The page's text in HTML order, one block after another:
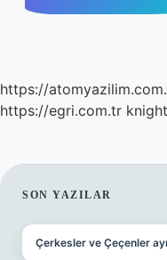
https://
https://egri.com.tr
SIDEBAR
SON YAZILAR
Çerkesler ve Çeçenler